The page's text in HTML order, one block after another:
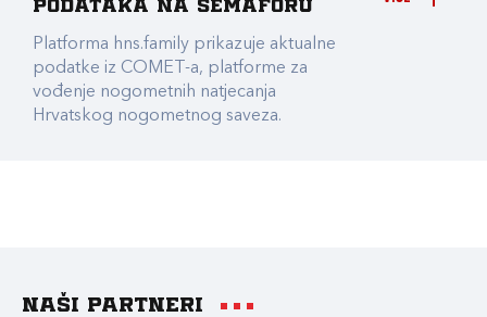
podataka na Semaforu
Platforma hns.family prikazuje aktualne
podatke iz COMET-a, platforme za
vođenje nogometnih natjecanja
Hrvatskog nogometnog saveza.
Naši partneri